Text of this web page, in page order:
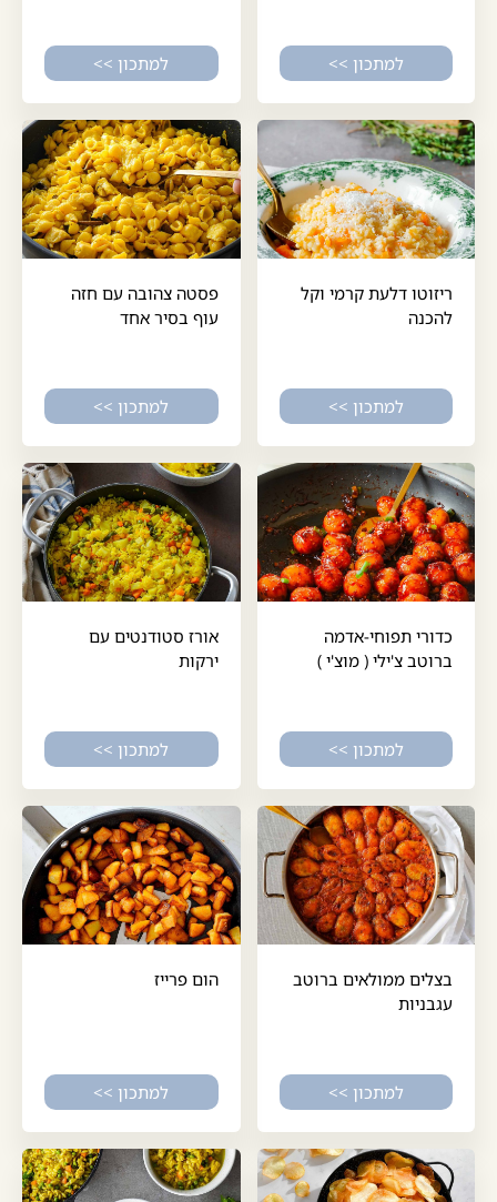
למתכון >> למתכון >>
ריזוטו דלעת קרמי וקל
להכנה
למתכון >>
פסטה צהובה עם חזה
עוף בסיר אחד
למתכון >>
כדורי תפוחי-אדמה
ברוטב צ'ילי ( מוצ'י )
למתכון >>
אורז סטודנטים עם
ירקות
למתכון >>
בצלים ממולאים ברוטב
עגבניות
למתכון >>
הום פרייז
למתכון >>